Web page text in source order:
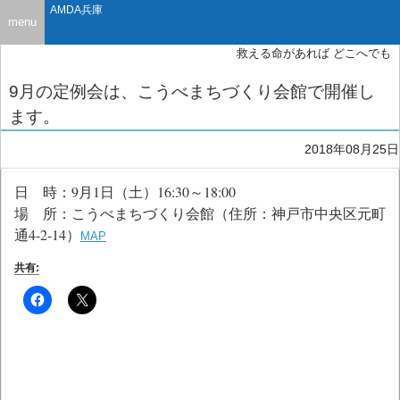
AMDA兵庫
救える命があれば どこへでも
9月の定例会は、こうべまちづくり会館で開催し
ます。
2018年08月25日
日 時：9月1日（土）16:30～18:00
場 所：こうべまちづくり会館（住所：神戸市中央区元町
通4-2-14）
MAP
共有:
menu